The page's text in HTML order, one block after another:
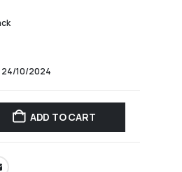
10/2024
ADD TO CART